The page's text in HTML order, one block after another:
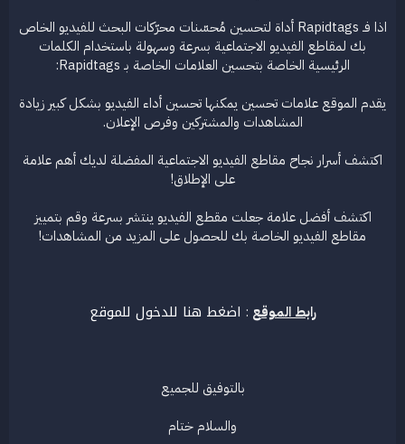
اذا فـ Rapidtags أداة لتحسين مُحسّنات محرّكات البحث للفيديو الخاص
بك لمقاطع الفيديو الاجتماعية بسرعة وسهولة باستخدام الكلمات
الرئيسية الخاصة بتحسين العلامات الخاصة بـ Rapidtags:
يقدم الموقع علامات تحسين يمكنها تحسين أداء الفيديو بشكل كبير زيادة
المشاهدات والمشتركين وفرص الإعلان.
اكتشف أسرار نجاح مقاطع الفيديو الاجتماعية المفضلة لديك أهم علامة
على الإطلاق!
اكتشف أفضل علامة جعلت مقطع الفيديو ينتشر بسرعة وقم بتمييز
مقاطع الفيديو الخاصة بك للحصول على المزيد من المشاهدات!
رابط الموقع : اضغط هنا للدخول للموقع
بالتوفيق للجميع
والسلام ختام​